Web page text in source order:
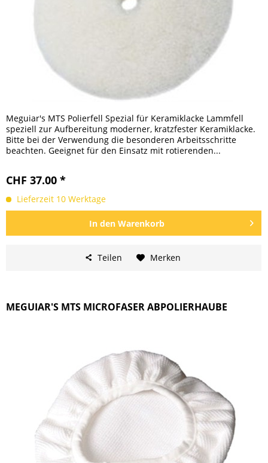
Meguiar's MTS Polierfell Spezial für Keramiklacke Lammfell
speziell zur Aufbereitung moderner, kratzfester Keramiklacke.
Bitte bei der Verwendung die besonderen Arbeitsschritte
beachten. Geeignet für den Einsatz mit rotierenden...
CHF 37.00 *
Lieferzeit 10 Werktage
In den Warenkorb
Teilen Merken
MEGUIAR'S MTS MICROFASER ABPOLIERHAUBE